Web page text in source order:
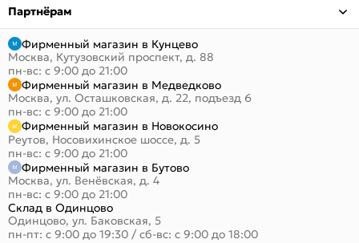
Партнёрам
Фирменный магазин в Кунцево
Москва, Кутузовский проспект, д. 88
пн-вс: с 9:00 до 21:00
Фирменный магазин в Медведково
Москва, ул. Осташковская, д. 22, подъезд 6
пн-вс: с 9:00 до 21:00
Фирменный магазин в Новокосино
Реутов, Носовихинское шоссе, д. 5
пн-вс: с 9:00 до 21:00
Фирменный магазин в Бутово
Москва, ул. Венёвская, д. 4
пн-вс: с 9:00 до 21:00
Склад в Одинцово
Одинцово, ул. Баковская, 5
пн-пт: с 9:00 до 19:30 / сб-вс: с 9:00 до 18:00